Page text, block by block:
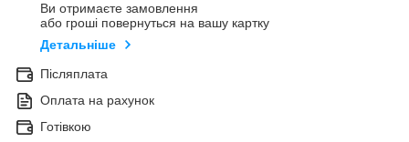
Ви отримаєте замовлення
або гроші повернуться на вашу картку
Детальніше
Післяплата
Оплата на рахунок
Готівкою